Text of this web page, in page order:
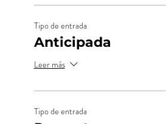
Tipo de entrada
Anticipada
Leer más
Tipo de entrada